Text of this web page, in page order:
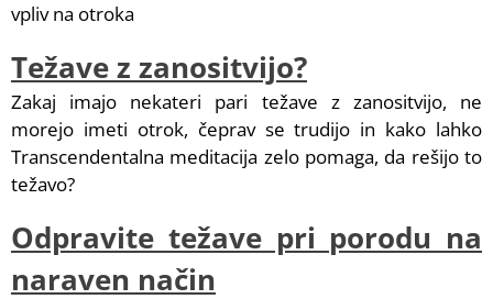
vpliv na otroka
Težave z zanositvijo?
Zakaj imajo nekateri pari težave z zanositvijo, ne
morejo imeti otrok, čeprav se trudijo in kako lahko
Transcendentalna meditacija zelo pomaga, da rešijo to
težavo?
Odpravite težave pri porodu na
naraven način